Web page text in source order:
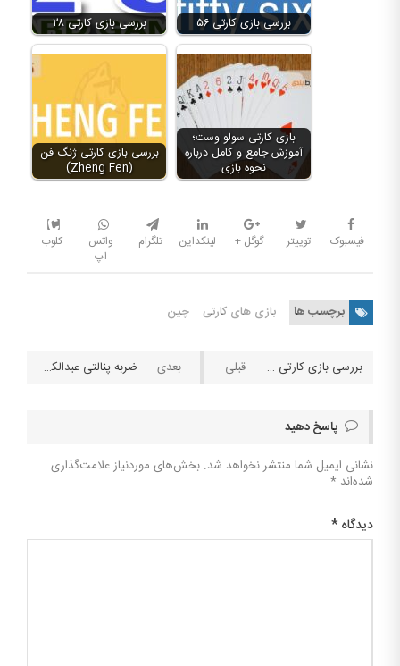
بررسی بازی کارتی ۲۸ بررسی بازی کارتی ۵۶
بررسی بازی کارتی ژنگ فن
(Zheng Fen)
بازی کارتی سولو وست؛
آموزش جامع و کامل درباره
نحوه بازی
فیسبوک توییتر گوگل + لینکداین تلگرام
واتس
اپ
کلوب
برچسب ها بازی های کارتی چین
بررسی بازی کارتی ژنگ فن (Zheng Fen) ضربه پنالتی عبدالکریم هر دو دست دروازه‌بان پرسپولیس را شکست!
پاسخ دهید
نشانی ایمیل شما منتشر نخواهد شد. بخش‌های موردنیاز علامت‌گذاری
شده‌اند *
دیدگاه *